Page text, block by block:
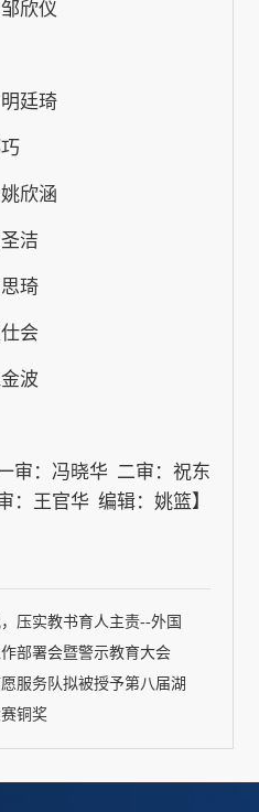
欣仪
廷琦
欣涵
洁
琦
会
波
审：冯晓华 二审：祝东
：王官华 编辑：姚篮】
压实教书育人主责--外国
部署会暨警示教育大会
服务队拟被授予第八届湖
铜奖